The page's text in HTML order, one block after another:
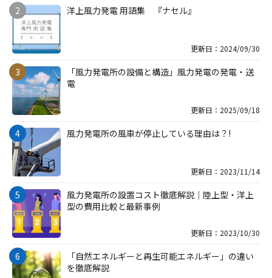
洋上風力発電 用語集 『ナセル』
更新日：2024/09/30
「風力発電所の設備と構造」風力発電の発電・送
電
更新日：2025/09/18
風力発電所の風車が停止している理由は？!
更新日：2023/11/14
風力発電所の設置コスト徹底解説｜陸上型・洋上
型の費用比較と最新事例
更新日：2023/10/30
「自然エネルギーと再生可能エネルギー」の違い
を徹底解説